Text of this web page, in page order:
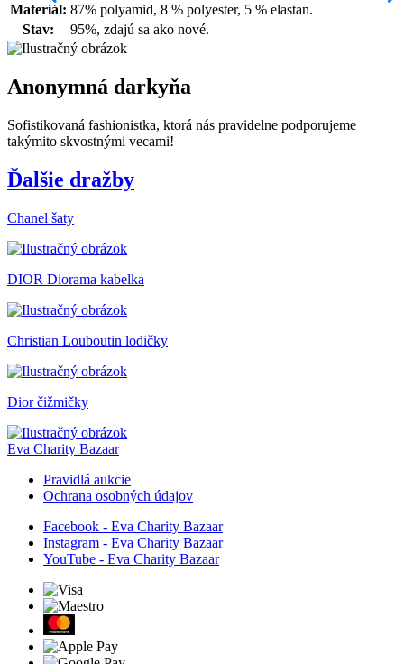
Materiál: 87% polyamid, 8 % polyester, 5 % elastan.
Stav:
95%, zdajú sa ako nové.
Anonymná darkyňa
Sofistikovaná fashionistka, ktorá nás pravidelne podporujeme
takýmito skvostnými vecami!
Ďalšie dražby
Chanel šaty
DIOR Diorama kabelka
Christian Louboutin lodičky
Dior čižmičky
Eva Charity Bazaar
Pravidlá aukcie
Ochrana osobných údajov
Facebook - Eva Charity Bazaar
Instagram - Eva Charity Bazaar
YouTube - Eva Charity Bazaar